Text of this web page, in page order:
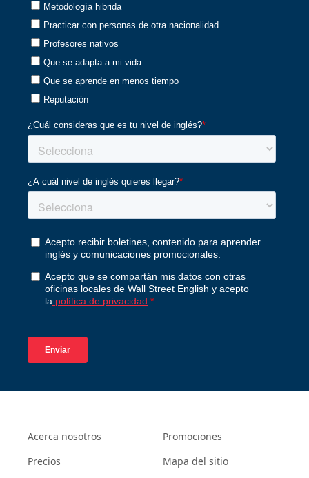
Acerca nosotros
Precios
Promociones
Mapa del sitio